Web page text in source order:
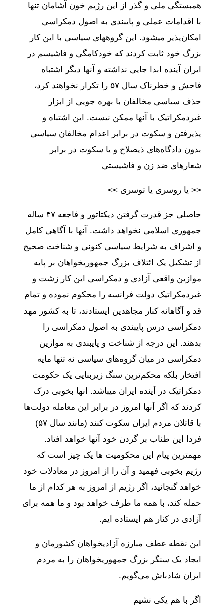
همبستگی ملی و گذر از این رژیم خون آشامان تنها
با اقدامات عملی و پایبندی به اصول دمکراسی
امکان‌پذیر میشود. این گروههای سیاسی با این کار
بزرگ خود ثابت کردند که خودکامگی و فاشیسم در
ایران آینده ابدا جایی نداشته و آنها دیگر اشتباه
فاحش و خطرناک سال ۵۷ را تکرار نخواهند کرد،
حذف سیاسی مخالفان با بهره جویی از ابزار
غیردمکراتیک با آنها ممکن نیست. این اشتباه و
پذیرفتن و سکوت در برابر اعدام مخالفان سیاسی
بدون دادگاه‌های ذیصلاح و یا سکوت در برابر
شعارهای ضد زن و فاشیستی
<< یا روسری یا توسری >>
حاصلی جز قدرت گرفتن دیکتاتور و فاجعه ۴۷ ساله
جمهوری اسلامی نخواهد داشت. آنها با آگاهی کامل
و اشراف به شرایط سیاسی کنونی و شناخت صحیح
از تشکیل یک ائتلاف بزرگ جمهوریخواهان بر پایه
موازین واقعی آزادی و دمکراسی این کار زشت و
غیردمکراتیک دولت فرانسه را محکوم نموده و تمام
قد و آگاهانه کنار مجاهدین ایستادند، تا به کشور مهد
دمکراسی درس پایبندی به اصول دمکراسی را
بدهند. این درجه از شناخت و پایبندی به موازین
دمکراسی در میان گروه‌های سیاسی نه تنها مایه
افتخار بلکه محکم‌ترین سنگ زیربنایی یک حکومت
دمکراتیک در آینده ایران میباشد. انها بخوبی درک
کردند که اگر آنها امروز در برابر این معامله دولت‌ها
با قاتلان مردم ایران سکوت کنند (مانند سال ۵۷)
فردا این طناب بر گردن خود آنها خواهد افتاد.
مهمترین پیام این محکومیت ها یک چیز است که
رژیم بخوبی فهمید و آن را از امروز در معادلات خود
خواهد گنجانید، اگر رژیم از امروز به هر کدام از ما
حمله کند، با همه ما طرف خواهد بود و ما همه برای
آزادی در کنار هم ایستاده ایم.
این نقطه عطف مبارزه آزاديخواهان کشورمان و
ایجاد یک سنگر بزرگ جمهوریخواهان را به مردم
ايران شادباش می‌گویم.
اگر با هم یکی نشیم